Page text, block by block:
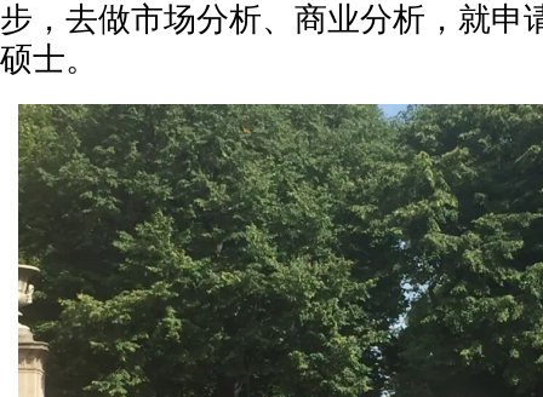
步，去做市场分析、商业分析，就申
硕士。